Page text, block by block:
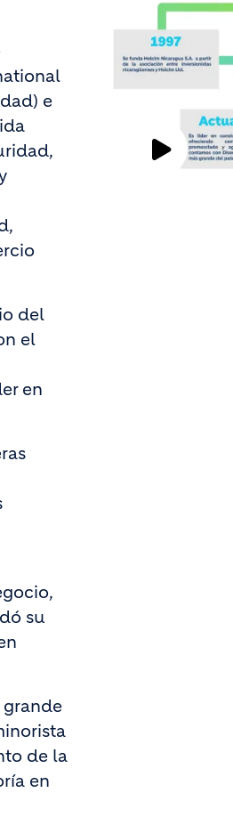
e
del
el
en
su
grande
de la
en
Play